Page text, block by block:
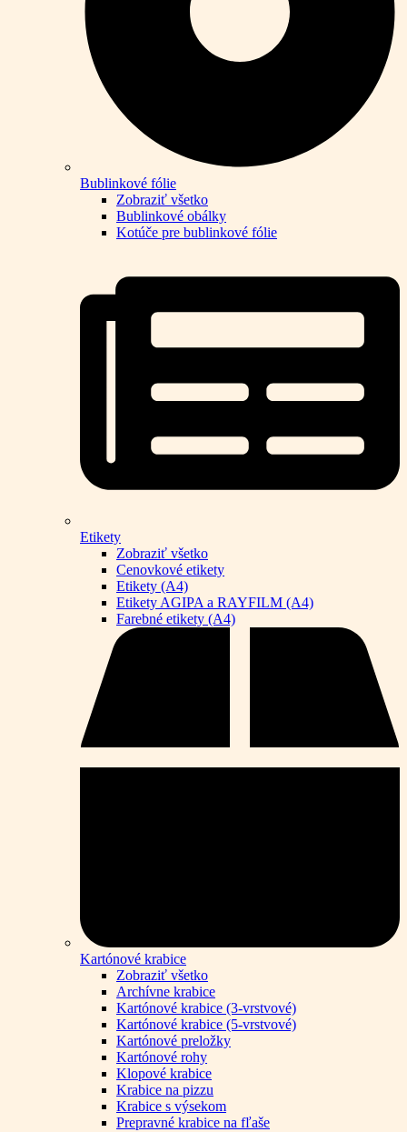
Bublinkové fólie
Zobraziť všetko
Bublinkové obálky
Kotúče pre bublinkové fólie
Etikety
Zobraziť všetko
Cenovkové etikety
Etikety (A4)
Etikety AGIPA a RAYFILM (A4)
Farebné etikety (A4)
Kartónové krabice
Zobraziť všetko
Archívne krabice
Kartónové krabice (3-vrstvové)
Kartónové krabice (5-vrstvové)
Kartónové preložky
Kartónové rohy
Klopové krabice
Krabice na pizzu
Krabice s výsekom
Prepravné krabice na fľaše